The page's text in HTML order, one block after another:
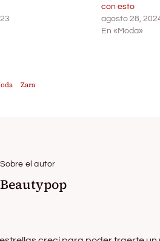
con esto
agosto 28,
En «Moda»
Zara
Sobre el autor
Beautypop